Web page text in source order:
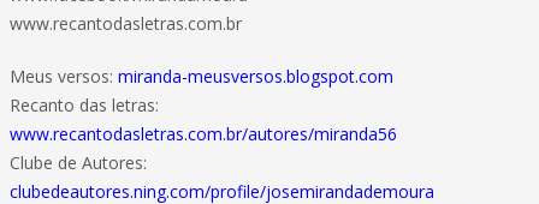
www.recantodasletras.com.br
Meus versos: miranda-meusversos.blogspot.com
Recanto das letras:
www.recantodasletras.com.br/autores/miranda56
Clube de Autores:
clubedeautores.ning.com/profile/josemirandademoura